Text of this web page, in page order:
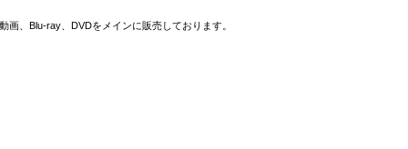
、Blu-ray、DVDをメインに販売しております。